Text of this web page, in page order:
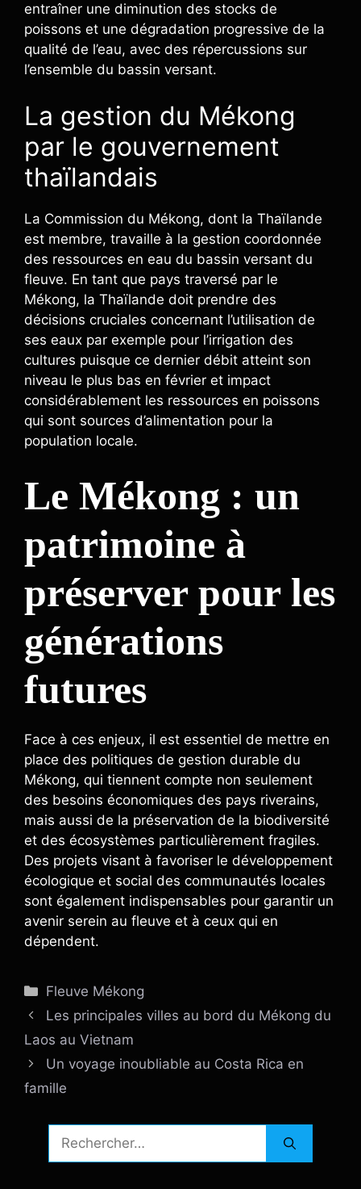
entraîner une diminution des stocks de
poissons et une dégradation progressive de la
qualité de l’eau, avec des répercussions sur
l’ensemble du bassin versant.
La gestion du Mékong
par le gouvernement
thaïlandais
La Commission du Mékong, dont la Thaïlande
est membre, travaille à la gestion coordonnée
des ressources en eau du bassin versant du
fleuve. En tant que pays traversé par le
Mékong, la Thaïlande doit prendre des
décisions cruciales concernant l’utilisation de
ses eaux par exemple pour l’irrigation des
cultures puisque ce dernier débit atteint son
niveau le plus bas en février et impact
considérablement les ressources en poissons
qui sont sources d’alimentation pour la
population locale.
Le Mékong : un
patrimoine à
préserver pour les
générations
futures
Face à ces enjeux, il est essentiel de mettre en
place des politiques de gestion durable du
Mékong, qui tiennent compte non seulement
des besoins économiques des pays riverains,
mais aussi de la préservation de la biodiversité
et des écosystèmes particulièrement fragiles.
Des projets visant à favoriser le développement
écologique et social des communautés locales
sont également indispensables pour garantir un
avenir serein au fleuve et à ceux qui en
dépendent.
Catégories
Fleuve Mékong
Les principales villes au bord du Mékong du
Laos au Vietnam
Un voyage inoubliable au Costa Rica en
famille
Rechercher :